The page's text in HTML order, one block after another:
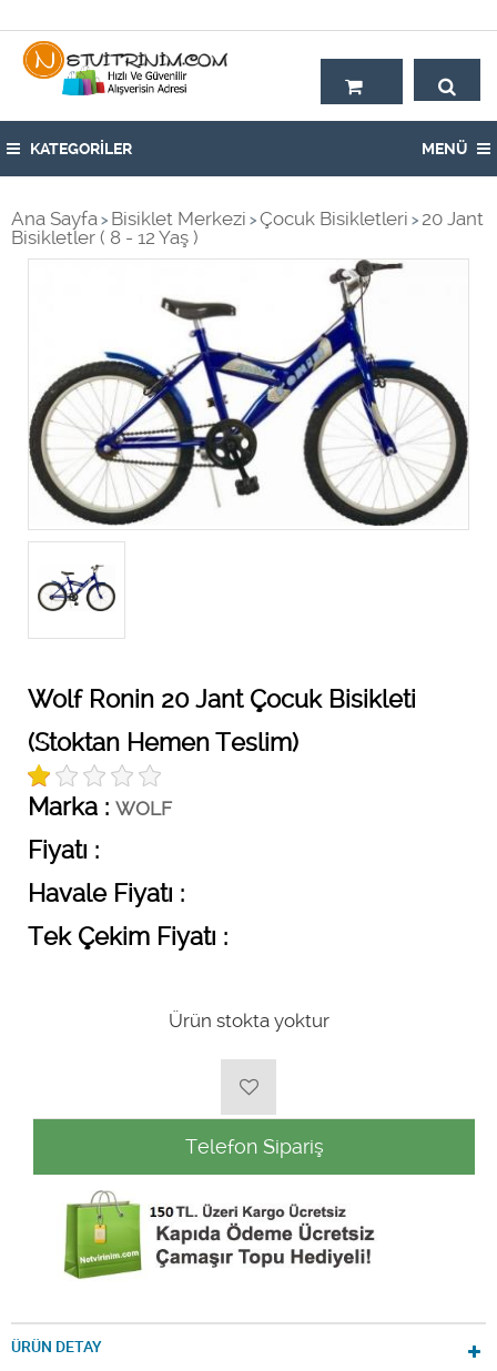
KATEGORİLER MENÜ
Ana Sayfa > Bisiklet Merkezi > Çocuk Bisikletleri > 20 Jant
Bisikletler ( 8 - 12 Yaş )
Wolf Ronin 20 Jant Çocuk Bisikleti
(Stoktan Hemen Teslim)
Marka : WOLF
Fiyatı :
Havale Fiyatı :
Tek Çekim Fiyatı :
Ürün stokta yoktur
Telefon Sipariş
ÜRÜN DETAY